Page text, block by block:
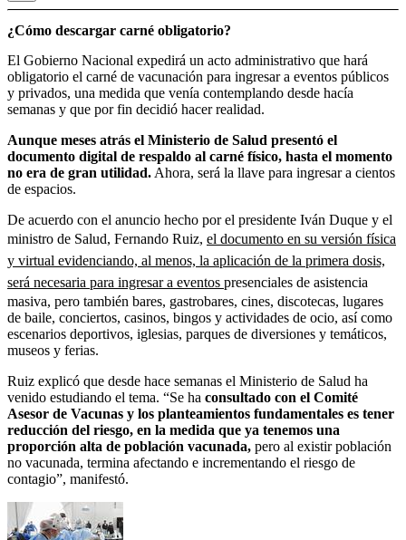
¿Cómo descargar carné obligatorio?
El Gobierno Nacional expedirá un acto administrativo que hará
obligatorio el carné de vacunación para ingresar a eventos públicos
y privados, una medida que venía contemplando desde hacía
semanas y que por fin decidió hacer realidad.
Aunque meses atrás el Ministerio de Salud presentó el
documento digital de respaldo al carné físico, hasta el momento
no era de gran utilidad. Ahora, será la llave para ingresar a cientos
de espacios.
De acuerdo con el anuncio hecho por el presidente Iván Duque y el
ministro de Salud, Fernando Ruiz, el documento en su versión física
y virtual evidenciando, al menos, la aplicación de la primera dosis,
será necesaria para ingresar a eventos presenciales de asistencia
masiva, pero también bares, gastrobares, cines, discotecas, lugares
de baile, conciertos, casinos, bingos y actividades de ocio, así como
escenarios deportivos, iglesias, parques de diversiones y temáticos,
museos y ferias.
Ruiz explicó que desde hace semanas el Ministerio de Salud ha
venido estudiando el tema. “Se ha consultado con el Comité
Asesor de Vacunas y los planteamientos fundamentales es tener
reducción del riesgo, en la medida que ya tenemos una
proporción alta de población vacunada, pero al existir población
no vacunada, termina afectando e incrementando el riesgo de
contagio”, manifestó.